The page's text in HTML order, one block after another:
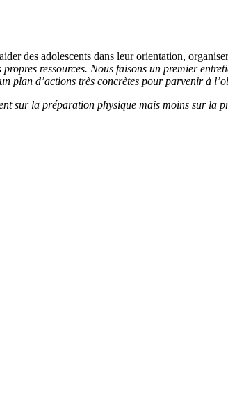
des adolescents dans leur orientation,
ressources. Nous faisons un premier
plan d’actions très concrètes pour parvenir à
sur la préparation physique mais moins sur la